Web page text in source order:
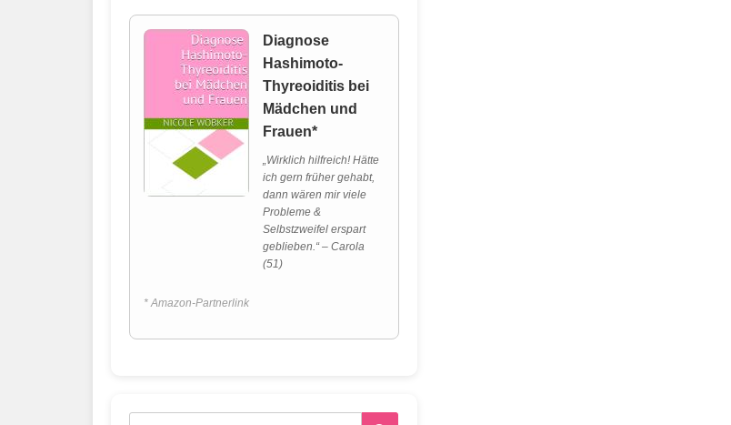
Diagnose
Hashimoto-
Thyreoiditis bei
Mädchen und
Frauen*
„Wirklich hilfreich! Hätte
ich gern früher gehabt,
dann wären mir viele
Probleme &
Selbstzweifel erspart
geblieben.“ – Carola
(51)
* Amazon-Partnerlink